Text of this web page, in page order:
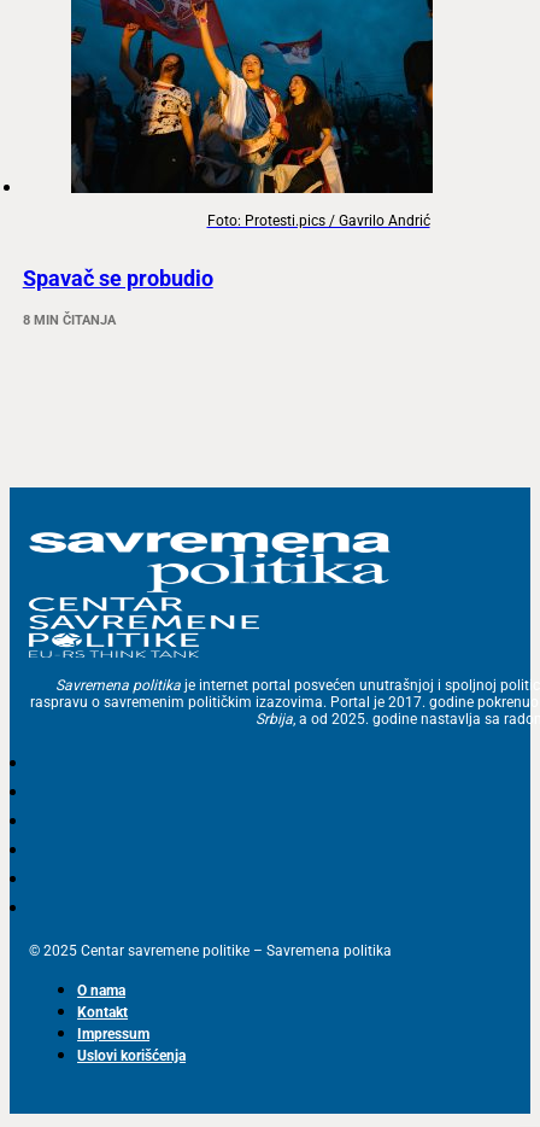
Foto: Protesti.pics / Gavrilo Andrić
Spavač se probudio
8 MIN ČITANJA
Savremena politika je internet portal posvećen unutrašnjoj i spoljnoj
raspravu o savremenim političkim izazovima. Portal je 2017. godine
Srbija , a od 2025. godine nastavlja sa
© 2025 Centar savremene politike – Savremena politika
O nama
Kontakt
Impressum
Uslovi korišćenja